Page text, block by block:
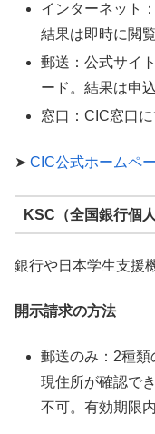
インターネット
結果は即時に閲覧
郵送：公式サイ
ード。結果は申
窓口：CIC窓口に
➤ CIC公式ホームペ
KSC（全国銀行個
銀行や日本学生支援
開示請求の方法
郵送のみ：2種
現住所が確認で
不可。有効期限